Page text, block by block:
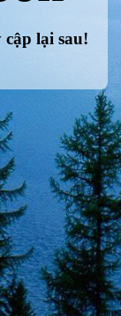
lại sau!